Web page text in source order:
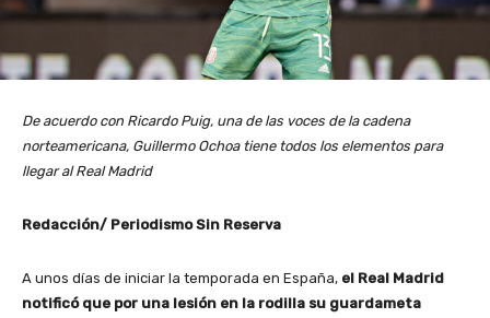
De acuerdo con Ricardo Puig, una de las voces de la cadena
norteamericana, Guillermo Ochoa tiene todos los elementos para
llegar al Real Madrid
Redacción/ Periodismo Sin Reserva
A unos días de iniciar la temporada en España, el Real Madrid
notificó que por una lesión en la rodilla su guardameta